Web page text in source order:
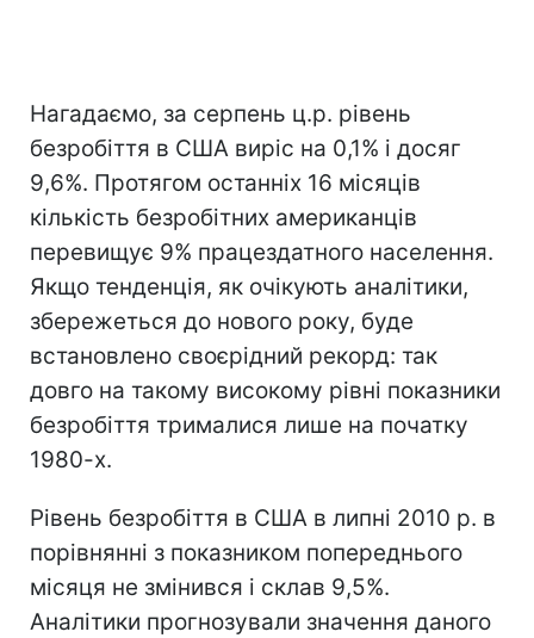
Нагадаємо, за серпень ц.р. рівень
безробіття в США виріс на 0,1% і досяг
9,6%. Протягом останніх 16 місяців
кількість безробітних американців
перевищує 9% працездатного населення.
Якщо тенденція, як очікують аналітики,
збережеться до нового року, буде
встановлено своєрідний рекорд: так
довго на такому високому рівні показники
безробіття трималися лише на початку
1980-х.
Рівень безробіття в США в липні 2010 р. в
порівнянні з показником попереднього
місяця не змінився і склав 9,5%.
Аналітики прогнозували значення даного